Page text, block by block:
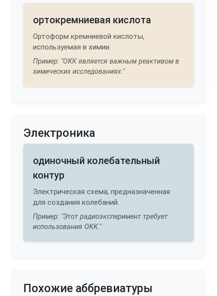
ортокремниевая кислота
Ортоформ кремниевой кислоты,
используемая в химии.
Пример: "ОКК является важным реактивом в
химических исследованиях."
Электроника
одиночный колебательный
контур
Электрическая схема, предназначенная
для создания колебаний.
Пример: "Этот радиоэксперимент требует
использования ОКК."
Похожие аббревиатуры